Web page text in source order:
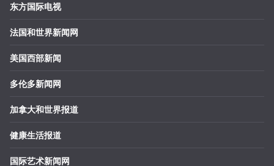
东方国际电视
法国和世界新闻网
美国西部新闻
多伦多新闻网
加拿大和世界报道
健康生活报道
国际艺术新闻网